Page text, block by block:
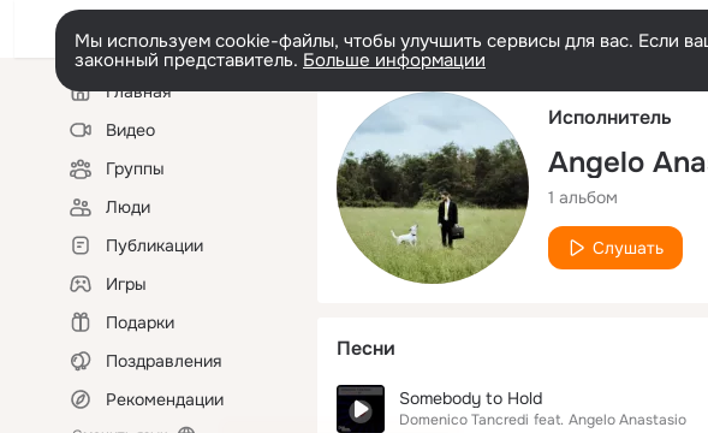
Мы используем cookie-файлы, чтобы улучшить сервисы для вас. Если
законный представитель. Больше информации
Левая
колонкаГлавная
Видео
Группы
Люди
Публикации
Игры
Подарки
Поздравления
Рекомендации
Исполнитель
Angelo
1 альбом
Слушать
Песни
Somebody to Hold
Domenico Tancredi feat. Angelo Anastasio